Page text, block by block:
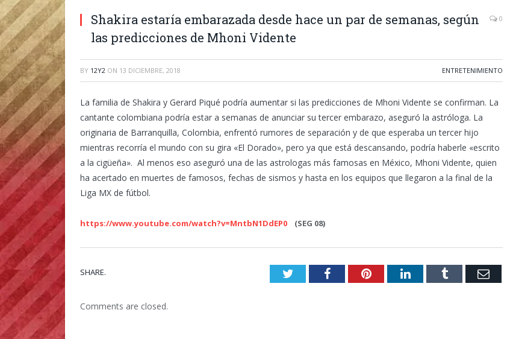
Shakira estaría embarazada desde hace un par de semanas, según
las predicciones de Mhoni Vidente
0
BY 12Y2 ON 13 DICIEMBRE, 2018 ENTRETENIMIENTO
La familia de Shakira y Gerard Piqué podría aumentar si las predicciones de Mhoni Vidente se confirman. La
cantante colombiana podría estar a semanas de anunciar su tercer embarazo, aseguró la astróloga. La
originaria de Barranquilla, Colombia, enfrentó rumores de separación y de que esperaba un tercer hijo
mientras recorría el mundo con su gira «El Dorado», pero ya que está descansando, podría haberle «escrito
a la cigüeña». Al menos eso aseguró una de las astrologas más famosas en México, Mhoni Vidente, quien
ha acertado en muertes de famosos, fechas de sismos y hasta en los equipos que llegaron a la final de la
Liga MX de fútbol.
https://www.youtube.com/watch?v=MntbN1DdEP0 (SEG 08)
SHARE. TwitterFacebookPinterestLinkedInTumblr Email
Comments are closed.